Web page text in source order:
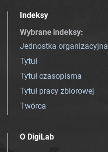
Indeksy
Wybrane indeksy:
Jednostka organizacyjna
Tytuł
Tytuł czasopisma
Tytuł pracy zbiorowej
Twórca
O DigiLab